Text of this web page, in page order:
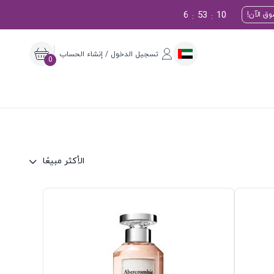
الآن! 9
53
6
تسجيل الدخول / إنشاء الحساب
0
الأكثر مبيعًا